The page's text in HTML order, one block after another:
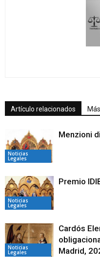
Artículo relacionados
Noticias
Legales
Menzioni
Noticias
Legales
Premio
Noticias
Legales
Cardós
Madrid,